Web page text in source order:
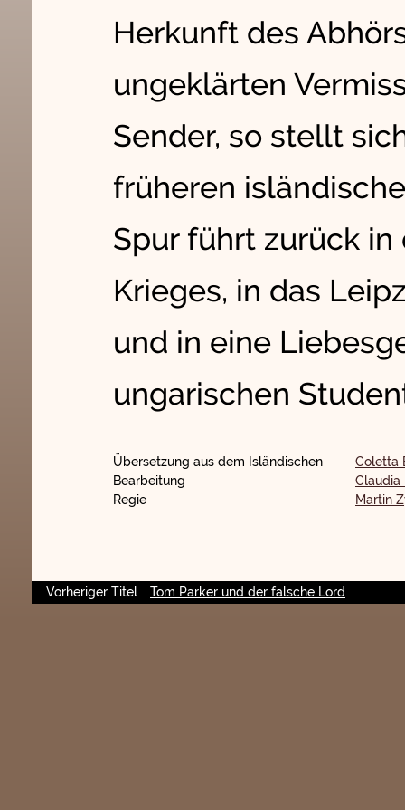
Herkunft des
ungeklärten
Sender, so stellt
früheren
Spur führt zurück
Krieges, in das
und in eine
ungarischen
Übersetzung aus dem Isländischen
Coletta
Bearbeitung
Claudia
Regie
Martin
Vorheriger Titel Tom Parker und der falsche Lord